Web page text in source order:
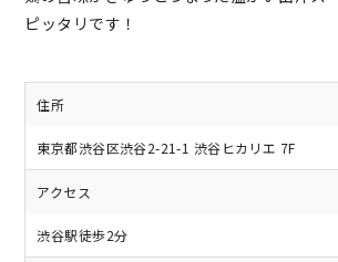
ピッタリです！
住所
東京都渋谷区渋谷2-21-1 渋谷ヒカリエ 7F
アクセス
渋谷駅徒歩2分